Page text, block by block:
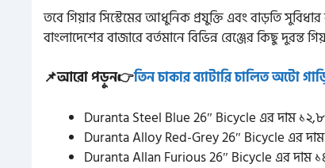
তবে গিয়ার সিস্টেমের আধুনিক প্রযুক্তি এবং বাড়তি
বাংলাদেশের বাজারে বর্তমানে বিভিন্ন রেঞ্জের কিছু দুরন্ত
📌আরো পড়ুন👉তিন চাকার ব্যাটারি চালিত অটো
Duranta Steel Blue 26″ Bicycle এর দাম
Duranta Alloy Red-Grey 26″ Bicycle এর
Duranta Allan Furious 26″ Bicycle এর দাম